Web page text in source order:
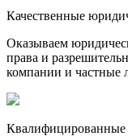
Качественные
Оказываем
права и
компании и частные
Квалифицированные